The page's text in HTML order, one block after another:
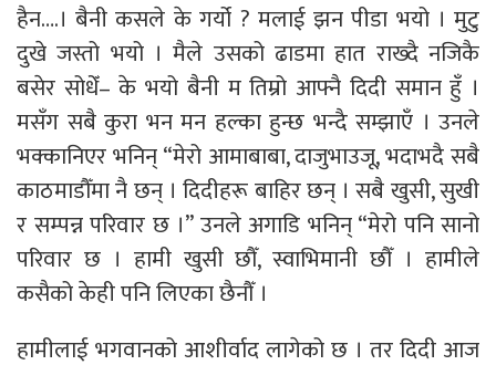
हैन….। बैनी कसले के गर्यो ? मलाई झन पीडा भयो । मुटु
दुखे जस्तो भयो । मैले उसको ढाडमा हात राख्दै नजिकै
बसेर सोधेँ– के भयो बैनी म तिम्रो आफ्नै दिदी समान हुँ ।
मसँग सबै कुरा भन मन हल्का हुन्छ भन्दै सम्झाएँ । उनले
भक्कानिएर भनिन् “मेरो आमाबाबा, दाजुभाउजू, भदाभदै सबै
काठमाडौँमा नै छन् । दिदीहरू बाहिर छन् । सबै खुसी, सुखी
र सम्पन्न परिवार छ ।” उनले अगाडि भनिन् “मेरो पनि सानो
परिवार छ । हामी खुसी छौँ, स्वाभिमानी छौँ । हामीले
कसैको केही पनि लिएका छैनौँ ।
हामीलाई भगवानको आशीर्वाद लागेको छ । तर दिदी आज